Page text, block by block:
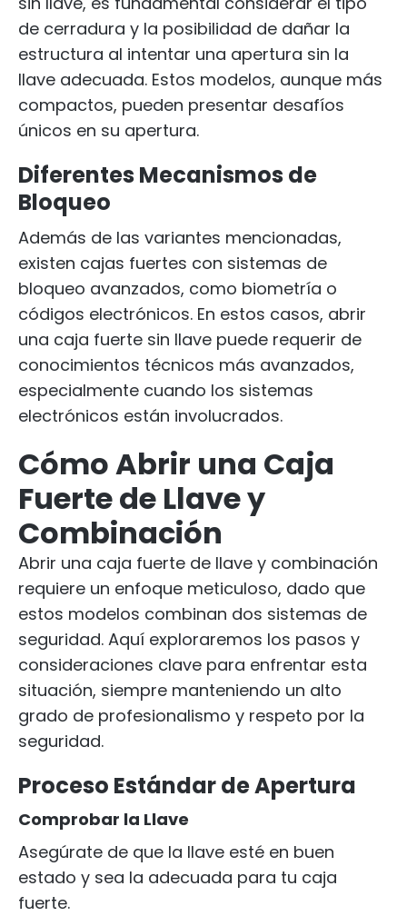
de cerradura y la posibilidad de dañar la
estructura al intentar una apertura sin la
llave adecuada. Estos modelos, aunque más
compactos, pueden presentar desafíos
únicos en su apertura.
Diferentes Mecanismos de
Bloqueo
Además de las variantes mencionadas,
existen cajas fuertes con sistemas de
bloqueo avanzados, como biometría o
códigos electrónicos. En estos casos, abrir
una caja fuerte sin llave puede requerir de
conocimientos técnicos más avanzados,
especialmente cuando los sistemas
electrónicos están involucrados.
Cómo Abrir una Caja
Fuerte de Llave y
Combinación
Abrir una caja fuerte de llave y combinación
requiere un enfoque meticuloso, dado que
estos modelos combinan dos sistemas de
seguridad. Aquí exploraremos los pasos y
consideraciones clave para enfrentar esta
situación, siempre manteniendo un alto
grado de profesionalismo y respeto por la
seguridad.
Proceso Estándar de Apertura
Comprobar la Llave
Asegúrate de que la llave esté en buen
estado y sea la adecuada para tu caja
fuerte.